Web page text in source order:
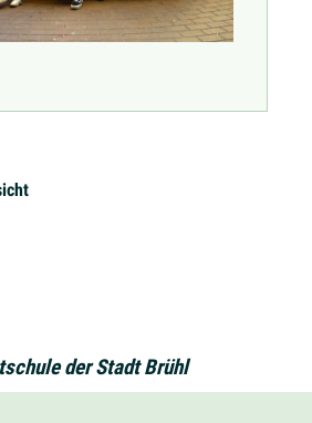
der Stadt Brühl